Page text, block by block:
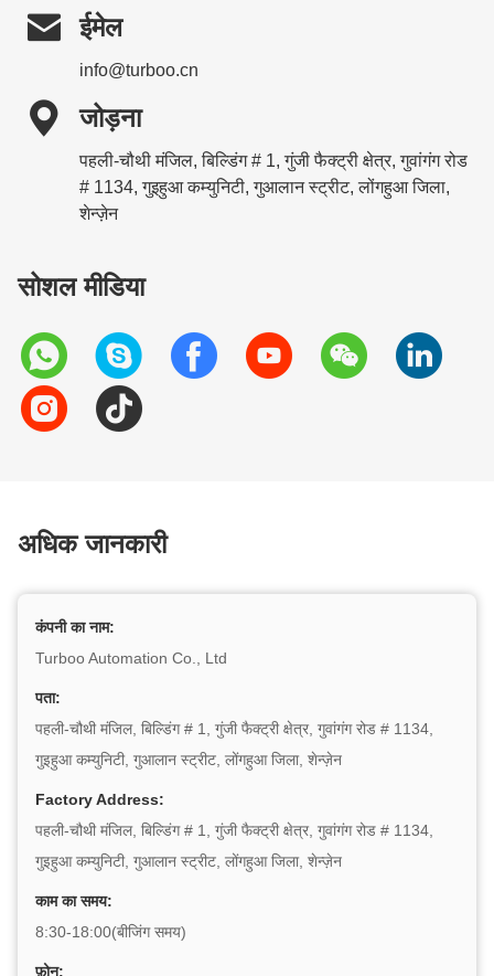
 ईमेल
info@turboo.cn
 जोड़ना
पहली-चौथी मंजिल, बिल्डिंग # 1, गुंजी फैक्ट्री क्षेत्र, गुवांगंग रोड
# 1134, गुइहुआ कम्युनिटी, गुआलान स्ट्रीट, लोंगहुआ जिला,
शेन्ज़ेन
सोशल मीडिया
अधिक जानकारी
कंपनी का नाम:
Turboo Automation Co., Ltd
पता:
पहली-चौथी मंजिल, बिल्डिंग # 1, गुंजी फैक्ट्री क्षेत्र, गुवांगंग रोड # 1134,
गुइहुआ कम्युनिटी, गुआलान स्ट्रीट, लोंगहुआ जिला, शेन्ज़ेन
Factory Address:
पहली-चौथी मंजिल, बिल्डिंग # 1, गुंजी फैक्ट्री क्षेत्र, गुवांगंग रोड # 1134,
गुइहुआ कम्युनिटी, गुआलान स्ट्रीट, लोंगहुआ जिला, शेन्ज़ेन
काम का समय:
8:30-18:00(बीजिंग समय)
फ़ोन: